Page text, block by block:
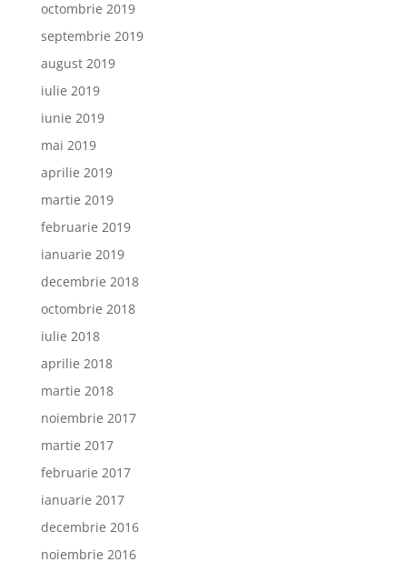
octombrie 2019
septembrie 2019
august 2019
iulie 2019
iunie 2019
mai 2019
aprilie 2019
martie 2019
februarie 2019
ianuarie 2019
decembrie 2018
octombrie 2018
iulie 2018
aprilie 2018
martie 2018
noiembrie 2017
martie 2017
februarie 2017
ianuarie 2017
decembrie 2016
noiembrie 2016